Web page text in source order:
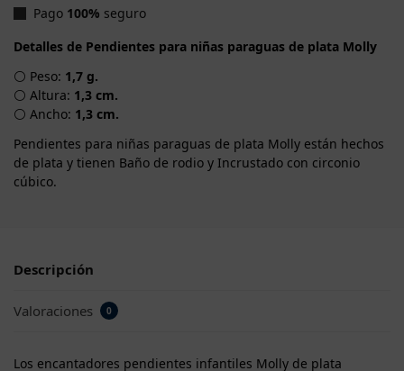
Pago 100% seguro
Detalles de Pendientes para niñas paraguas de plata Molly
⚪ Peso: 1,7 g.
⚪ Altura: 1,3 cm.
⚪ Ancho: 1,3 cm.
Pendientes para niñas paraguas de plata Molly están hechos
de plata y tienen Baño de rodio y Incrustado con circonio
cúbico.
Descripción
Valoraciones 0
Los encantadores pendientes infantiles Molly de plata